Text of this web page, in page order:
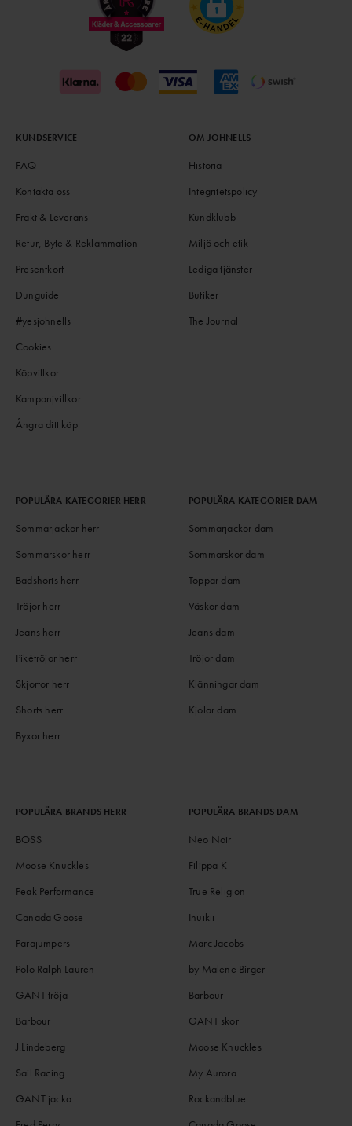
KUNDSERVICE
FAQ
Kontakta oss
Frakt & Leverans
Retur, Byte & Reklammation
Presentkort
Dunguide
#yesjohnells
Cookies
Köpvillkor
Kampanjvillkor
Ångra ditt köp
OM JOHNELLS
Historia
Integritetspolicy
Kundklubb
Miljö och etik
Lediga tjänster
Butiker
The Journal
POPULÄRA KATEGORIER HERR
Sommarjackor herr
Sommarskor herr
Badshorts herr
Tröjor herr
Jeans herr
Pikétröjor herr
Skjortor herr
Shorts herr
Byxor herr
POPULÄRA KATEGORIER DAM
Sommarjackor dam
Sommarskor dam
Toppar dam
Väskor dam
Jeans dam
Tröjor dam
Klänningar dam
Kjolar dam
POPULÄRA BRANDS HERR
BOSS
Moose Knuckles
Peak Performance
Canada Goose
Parajumpers
Polo Ralph Lauren
GANT tröja
Barbour
J.Lindeberg
Sail Racing
GANT jacka
POPULÄRA BRANDS DAM
Neo Noir
Filippa K
True Religion
Inuikii
Marc Jacobs
by Malene Birger
Barbour
GANT skor
Moose Knuckles
My Aurora
Rockandblue